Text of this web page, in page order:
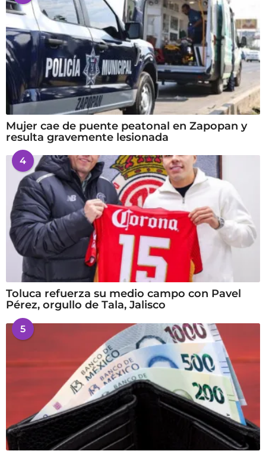
Mujer cae de puente peatonal en Zapopan y
resulta gravemente lesionada
4
Toluca refuerza su medio campo con Pavel
Pérez, orgullo de Tala, Jalisco
5